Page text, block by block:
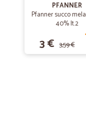
PFANNER
Pfanner succo
40% lt.2
3 € 3,59 €